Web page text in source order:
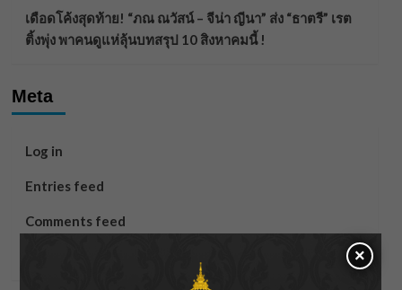
เดือดโค้งสุดท้าย! “ภณ ณวัสน์ – จีน่า ญีนา” ส่ง “ธาตรี” เรต
ติ้งพุ่ง พาคนดูแห่ลุ้นบทสรุป 10 สิงหาคมนี้ !
Meta
Log in
Entries feed
Comments feed
×